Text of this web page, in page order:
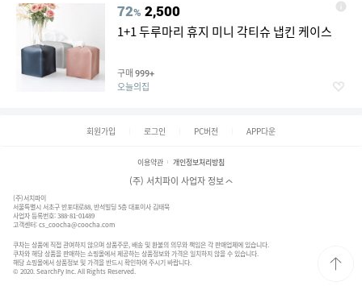
72% 2,500
1+1 두루마리 휴지 미니 각티슈 냅킨 케이스
구매 999+
오늘의집
회원가입 로그인 PC버전 APP다운
이용약관 개인정보처리방침
(주) 서치파이 사업자 정보
(주)서치파이
서울특별시 서초구 반포대로88, 반석빌딩 5층 대표이사 김태묵
사업자 등록번호: 388-81-01489
고객센터:cs_coocha@coocha.com
쿠차는 상품에 직접 관여하지 않으며 상품주문, 배송 및 환불의 의무와 책임은 각 판매업체에 있습니다.
쿠차와 해당 상품을 판매하는 쇼핑몰에서 제공하는 상품정보와 가격은 일치하지 않을 수 있습니다.
해당 쇼핑몰에서 상품정보 및 가격을 반드시 확인하여 주시기 바랍니다.
© 2020. SearchFy Inc. All Rights Reserved.